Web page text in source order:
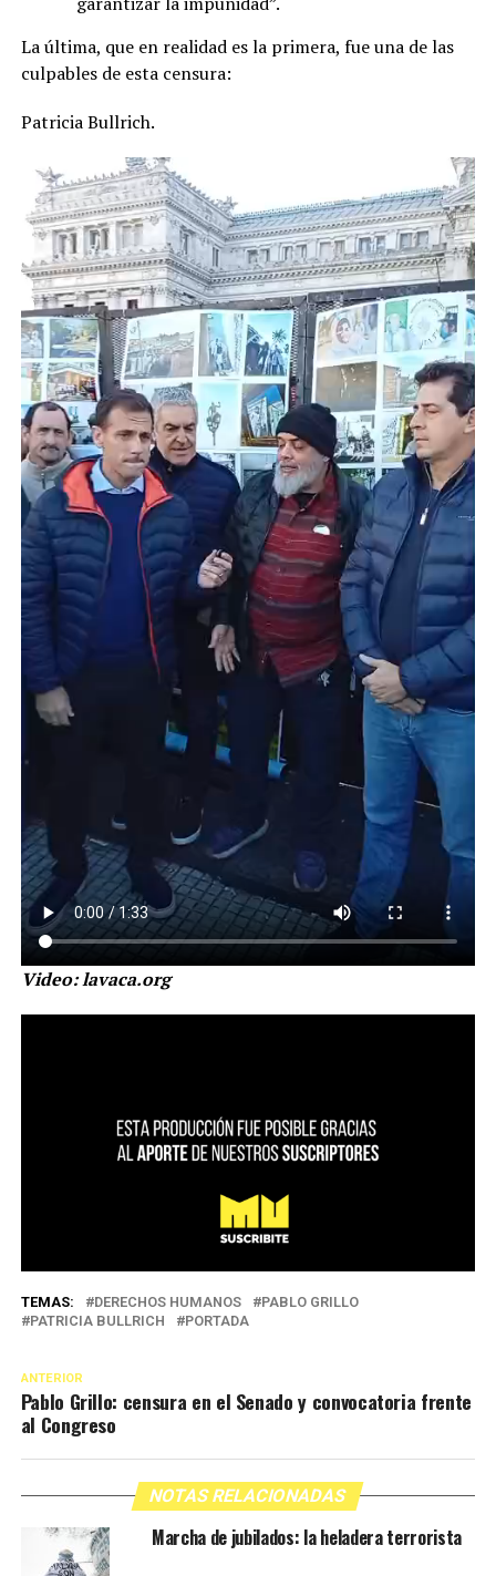
La última, que en realidad es la primera, fue una de las
culpables de esta censura:
Patricia Bullrich.
Video: lavaca.org
TEMAS: DERECHOS HUMANOS
PABLO GRILLO
PATRICIA BULLRICH
PORTADA
ANTERIOR
Pablo Grillo: censura en el Senado y convocatoria frente
al Congreso
NOTAS RELACIONADAS
Marcha de jubilados: la heladera terrorista